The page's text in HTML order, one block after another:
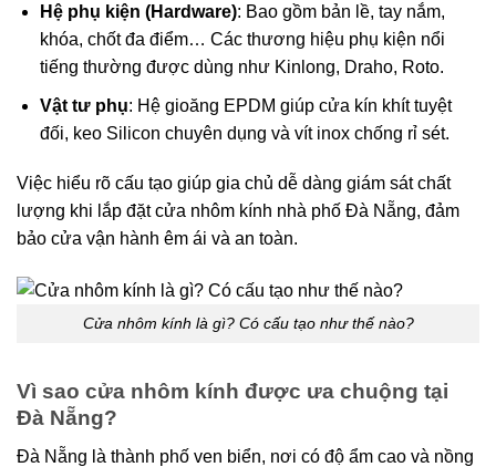
Hệ phụ kiện (Hardware): Bao gồm bản lề, tay nắm,
khóa, chốt đa điểm… Các thương hiệu phụ kiện nổi
tiếng thường được dùng như Kinlong, Draho, Roto.
Vật tư phụ: Hệ gioăng EPDM giúp cửa kín khít tuyệt
đối, keo Silicon chuyên dụng và vít inox chống rỉ sét.
Việc hiểu rõ cấu tạo giúp gia chủ dễ dàng giám sát chất
lượng khi lắp đặt cửa nhôm kính nhà phố Đà Nẵng, đảm
bảo cửa vận hành êm ái và an toàn.
Cửa nhôm kính là gì? Có cấu tạo như thế nào?
Vì sao cửa nhôm kính được ưa chuộng tại
Đà Nẵng?
Đà Nẵng là thành phố ven biển, nơi có độ ẩm cao và nồng